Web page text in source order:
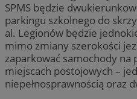
SPMS będzie
parkingu szkolnego do
al. Legionów będzie
mimo zmiany szerokości
zaparkować samochody na
miejscach postojowych –
niepełnosprawnością oraz